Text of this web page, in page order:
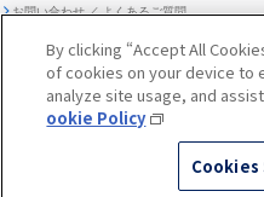
編集方針
サステナビリティ関連方針・ガイ
際立たせる技術
2.環境技術
販売会社グループ採用
高校生採用
自動車リサイクル
助手席エアバッグに関する重要な
FUJI/FA-200 エアロスバルサービス
お問い合わせ ／ よくあるご質問
メディア
© SUBARU CORPORATION
By clicking “Accept All
of cookies on your device to
analyze site usage, and
ookie Policy